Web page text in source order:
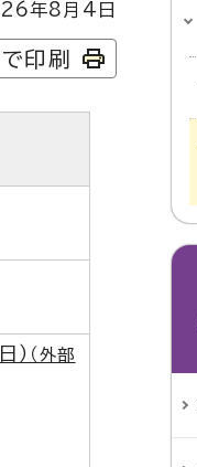
年8月4日
印刷
） （外部